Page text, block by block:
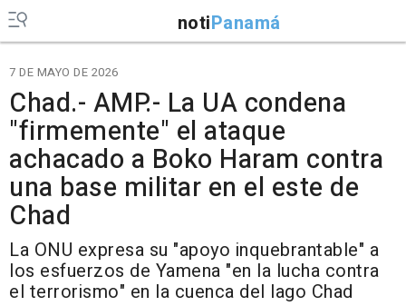
notiPanamá
7 DE MAYO DE 2026
Chad.- AMP.- La UA condena
"firmemente" el ataque
achacado a Boko Haram contra
una base militar en el este de
Chad
La ONU expresa su "apoyo inquebrantable" a
los esfuerzos de Yamena "en la lucha contra
el terrorismo" en la cuenca del lago Chad